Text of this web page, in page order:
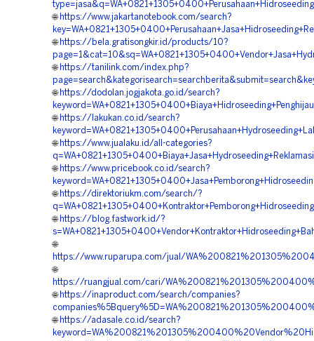
🌐 https://www.jakartanotebook.com/search?
🌐 https://bela.gratisongkir.id/products/10?
🌐 https://tanilink.com/index.php?
🌐 https://dodolan.jogjakota.go.id/search?
🌐 https://lakukan.co.id/search?
🌐 https://www.jualaku.id/all-categories?
🌐 https://www.pricebook.co.id/search?
🌐 https://direktoriukm.com/search/?
🌐 https://blog.fastwork.id/?
🌐
https://www.ruparupa.com/jual/
🌐
https://ruangjual.com/cari/
🌐 https://inaproduct.com/search/companies?
🌐 https://adasale.co.id/search?